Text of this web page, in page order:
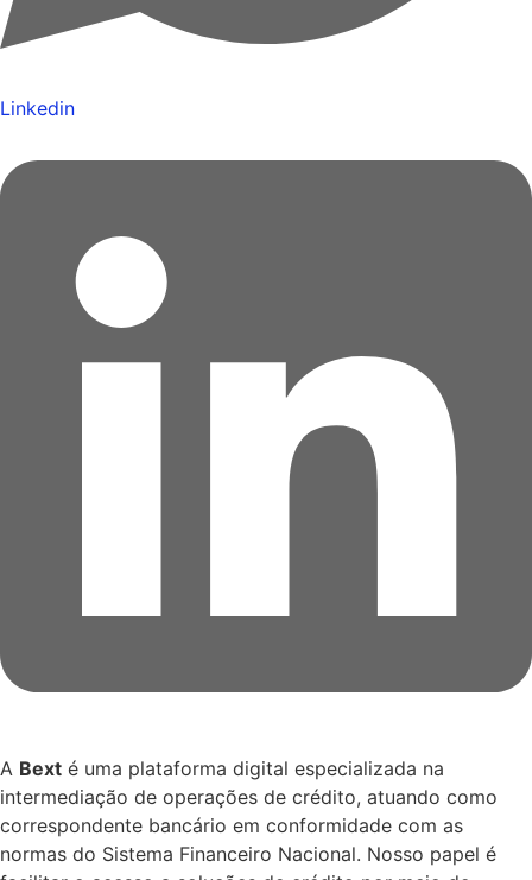
Linkedin
A Bext é uma plataforma digital especializada na
intermediação de operações de crédito, atuando como
correspondente bancário em conformidade com as
normas do Sistema Financeiro Nacional. Nosso papel é